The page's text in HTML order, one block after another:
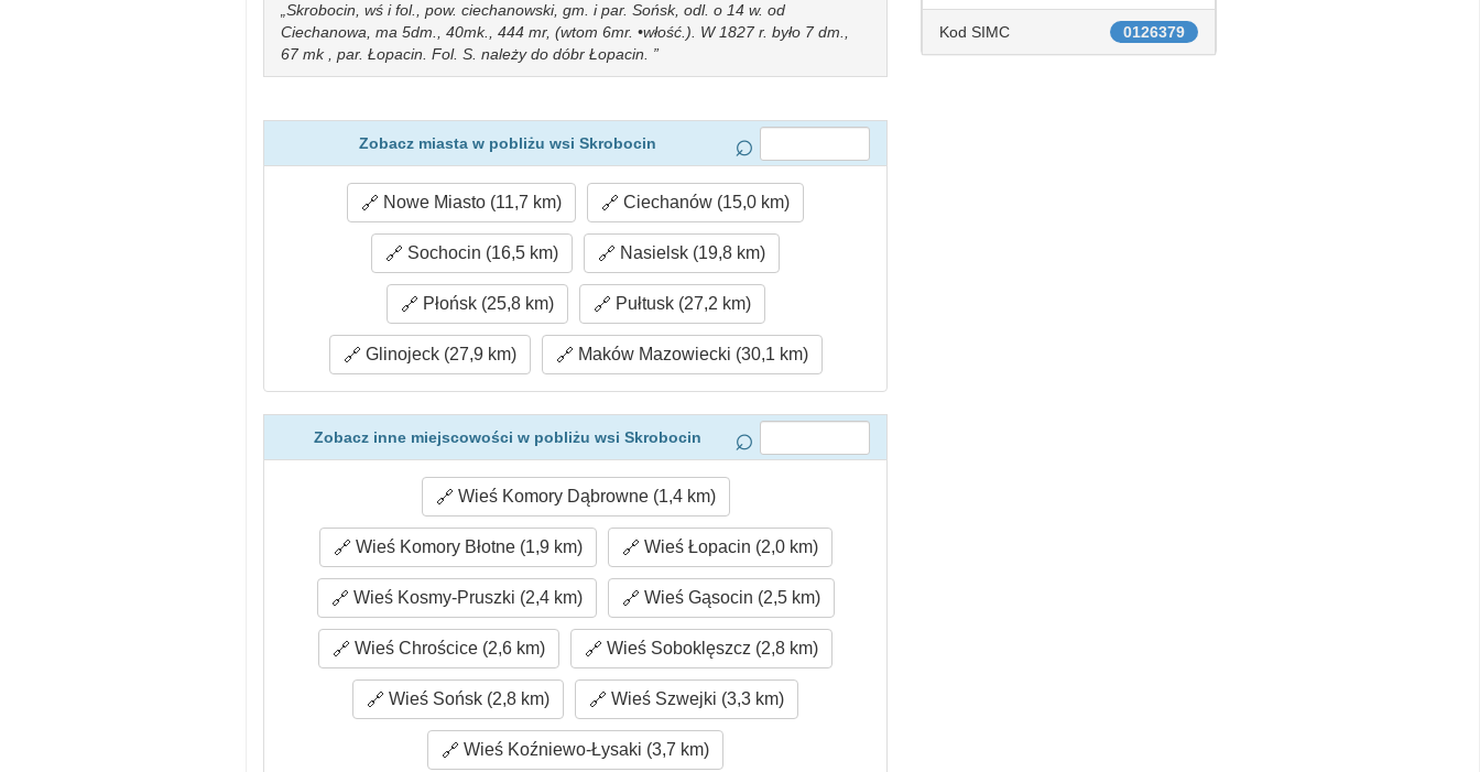
Skrobocin, wś i fol., pow. ciechanowski, gm. i par. Sońsk, odl. o 14 w. od
Ciechanowa, ma 5dm., 40mk., 444 mr, (wtom 6mr. •włość.). W 1827 r. było 7 dm.,
67 mk , par. Łopacin. Fol. S. należy do dóbr Łopacin.
Zobacz miasta w pobliżu wsi Skrobocin
Nowe Miasto (11,7 km) Ciechanów (15,0 km)
Sochocin (16,5 km) Nasielsk (19,8 km)
Płońsk (25,8 km) Pułtusk (27,2 km)
Glinojeck (27,9 km) Maków Mazowiecki (30,1 km)
Zobacz inne miejscowości w pobliżu wsi Skrobocin
Wieś Komory Dąbrowne (1,4 km)
Wieś Komory Błotne (1,9 km) Wieś Łopacin (2,0 km)
Wieś Kosmy-Pruszki (2,4 km) Wieś Gąsocin (2,5 km)
Wieś Chrościce (2,6 km) Wieś Soboklęszcz (2,8 km)
Wieś Sońsk (2,8 km) Wieś Szwejki (3,3 km)
Wieś Koźniewo-Łysaki (3,7 km)
0126379
Kod SIMC